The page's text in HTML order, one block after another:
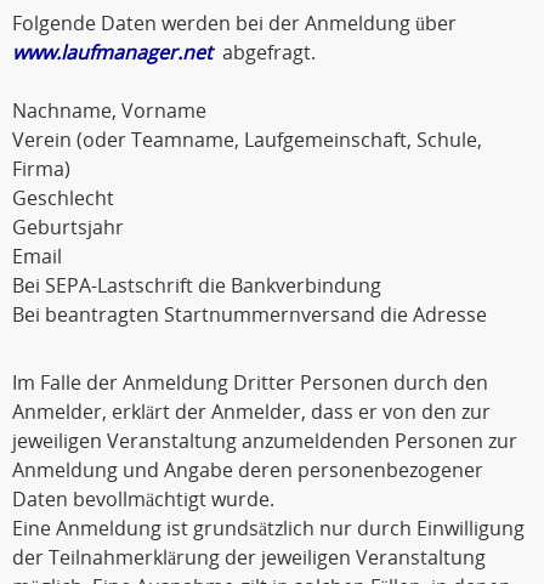
Folgende Daten werden bei der Anmeldung über
www.laufmanager.netabgefragt.
Nachname, Vorname
Verein (oder Teamname, Laufgemeinschaft, Schule,
Firma)
Geschlecht
Geburtsjahr
Email
Bei SEPA-Lastschrift die Bankverbindung
Bei beantragten Startnummernversand die Adresse
Im Falle der Anmeldung Dritter Personen durch den
Anmelder, erklärt der Anmelder, dass er von den zur
jeweiligen Veranstaltung anzumeldenden Personen zur
Anmeldung und Angabe deren personenbezogener
Daten bevollmächtigt wurde.
Eine Anmeldung ist grundsätzlich nur durch Einwilligung
der Teilnahmerklärung der jeweiligen Veranstaltung